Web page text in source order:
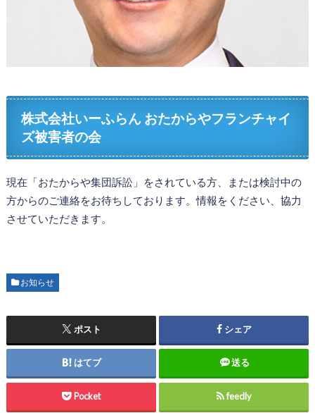
株式会社いーふらん おたからやフランチャイ
ズ被害者の会
現在「おたからや集団訴訟」をされている方、または検討中の
方からのご連絡をお待ちしております。情報をください、協力
させていただきます。
お知らせ
ポスト シェア
はてブ 送る
Pocket feedly